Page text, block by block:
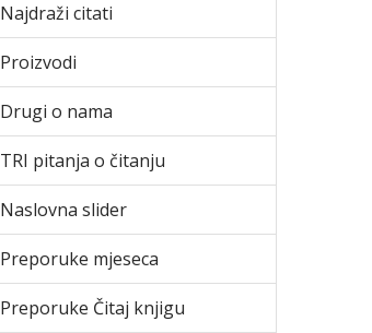
Najdraži citati
Proizvodi
Drugi o nama
TRI pitanja o čitanju
Naslovna slider
Preporuke mjeseca
Preporuke Čitaj knjigu